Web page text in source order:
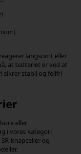
langsomt eller
at batteriet er ved at
stabil og fejlfri
eller
i vores kategori
knapceller og